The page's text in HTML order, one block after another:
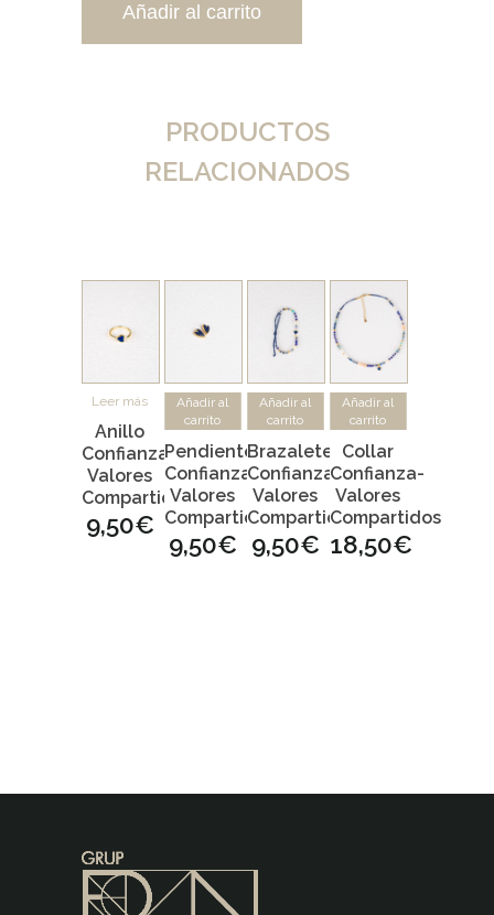
Añadir al carrito
PRODUCTOS
RELACIONADOS
Leer más
Anillo
Confianza-
Valores
Compartidos
9,50€
Añadir al
carrito
Pendientes
Confianza-
Valores
Compartidos
9,50€
Añadir al
carrito
Brazalete
Confianza-
Valores
Compartidos
9,50€
Añadir al
carrito
Collar
Confianza-
Valores
Compartidos
18,50€